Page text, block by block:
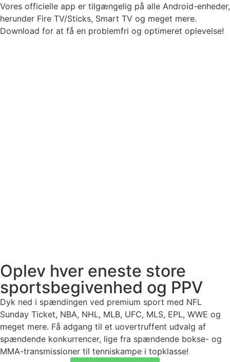
Vores officielle app er tilgængelig på alle Android-enheder,
herunder Fire TV/Sticks, Smart TV og meget mere.
Download for at få en problemfri og optimeret oplevelse!
Oplev hver eneste store
sportsbegivenhed og PPV
Dyk ned i spændingen ved premium sport med NFL
Sunday Ticket, NBA, NHL, MLB, UFC, MLS, EPL, WWE og
meget mere. Få adgang til et uovertruffent udvalg af
spændende konkurrencer, lige fra spændende bokse- og
MMA-transmissioner til tenniskampe i topklasse!